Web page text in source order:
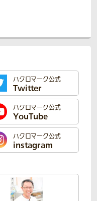
ハクロマーク公式
Twitter
ハクロマーク公式
YouTube
ハクロマーク公式
instagram